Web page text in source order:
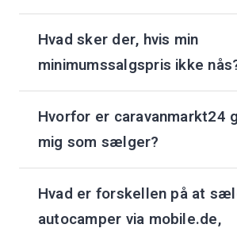
Hvad sker der, hvis min
minimumssalgspris ikke
Hvorfor er caravanmarkt24
mig som sælger?
Hvad er forskellen på at
autocamper via mobile.de,